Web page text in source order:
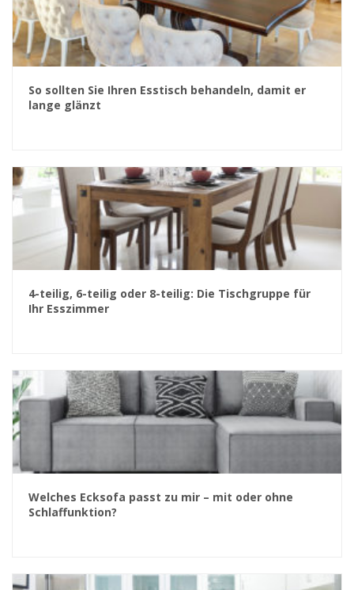
So sollten Sie Ihren Esstisch behandeln, damit er
lange glänzt
4-teilig, 6-teilig oder 8-teilig: Die Tischgruppe für
Ihr Esszimmer
Welches Ecksofa passt zu mir – mit oder ohne
Schlaffunktion?